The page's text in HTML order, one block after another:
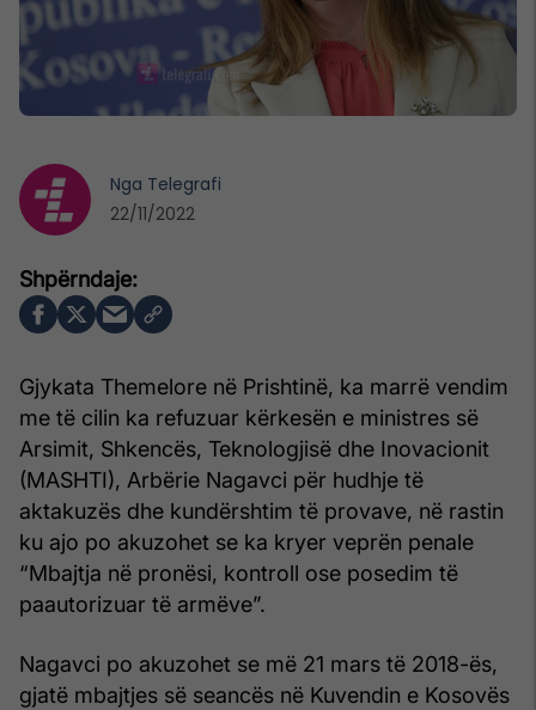
Gjykata Themelore në Prishtinë, ka marrë vendim
me të cilin ka refuzuar kërkesën e ministres së
Arsimit, Shkencës, Teknologjisë dhe Inovacionit
(MASHTI), Arbërie Nagavci për hudhje të
aktakuzës dhe kundërshtim të provave, në rastin
ku ajo po akuzohet se ka kryer veprën penale
“Mbajtja në pronësi, kontroll ose posedim të
paautorizuar të armëve”.
Nagavci po akuzohet se më 21 mars të 2018-ës,
gjatë mbajtjes së seancës në Kuvendin e Kosovës
Nga Telegrafi
22/11/2022